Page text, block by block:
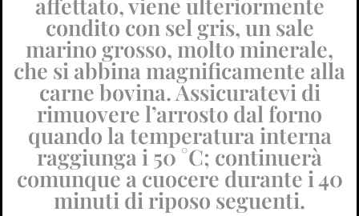
affettato, viene ulteriormente
condito con sel gris, un sale
marino grosso, molto minerale,
che si abbina magnificamente alla
carne bovina. Assicuratevi di
rimuovere l’arrosto dal forno
quando la temperatura interna
raggiunga i 50 °C; continuerà
comunque a cuocere durante i 40
minuti di riposo seguenti.